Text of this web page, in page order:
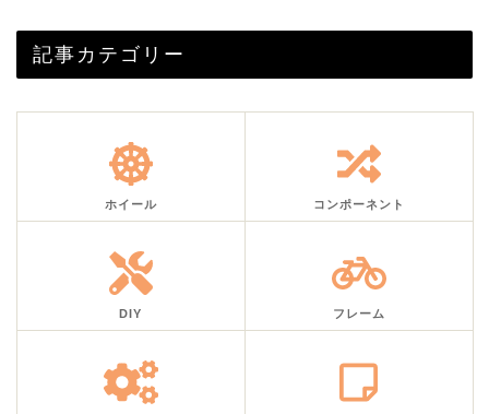
記事カテゴリー
ホイール コンポーネント
DIY フレーム